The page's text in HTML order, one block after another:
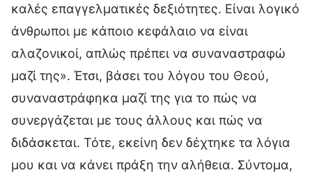
καλές επαγγελματικές δεξιότητες. Είναι λογικό
άνθρωποι με κάποιο κεφάλαιο να είναι
αλαζονικοί, απλώς πρέπει να συναναστραφώ
μαζί της». Έτσι, βάσει του λόγου του Θεού,
συναναστράφηκα μαζί της για το πώς να
συνεργάζεται με τους άλλους και πώς να
διδάσκεται. Τότε, εκείνη δεν δέχτηκε τα λόγια
μου και να κάνει πράξη την αλήθεια. Σύντομα,